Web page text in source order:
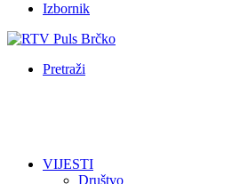
Izbornik
Pretraži
VIJESTI
Društvo